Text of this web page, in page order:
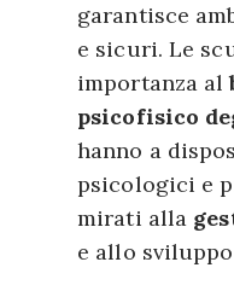
garantisce
e sicuri. Le
importanza al
psicofisico
hanno a
psicologici e
mirati alla
e allo